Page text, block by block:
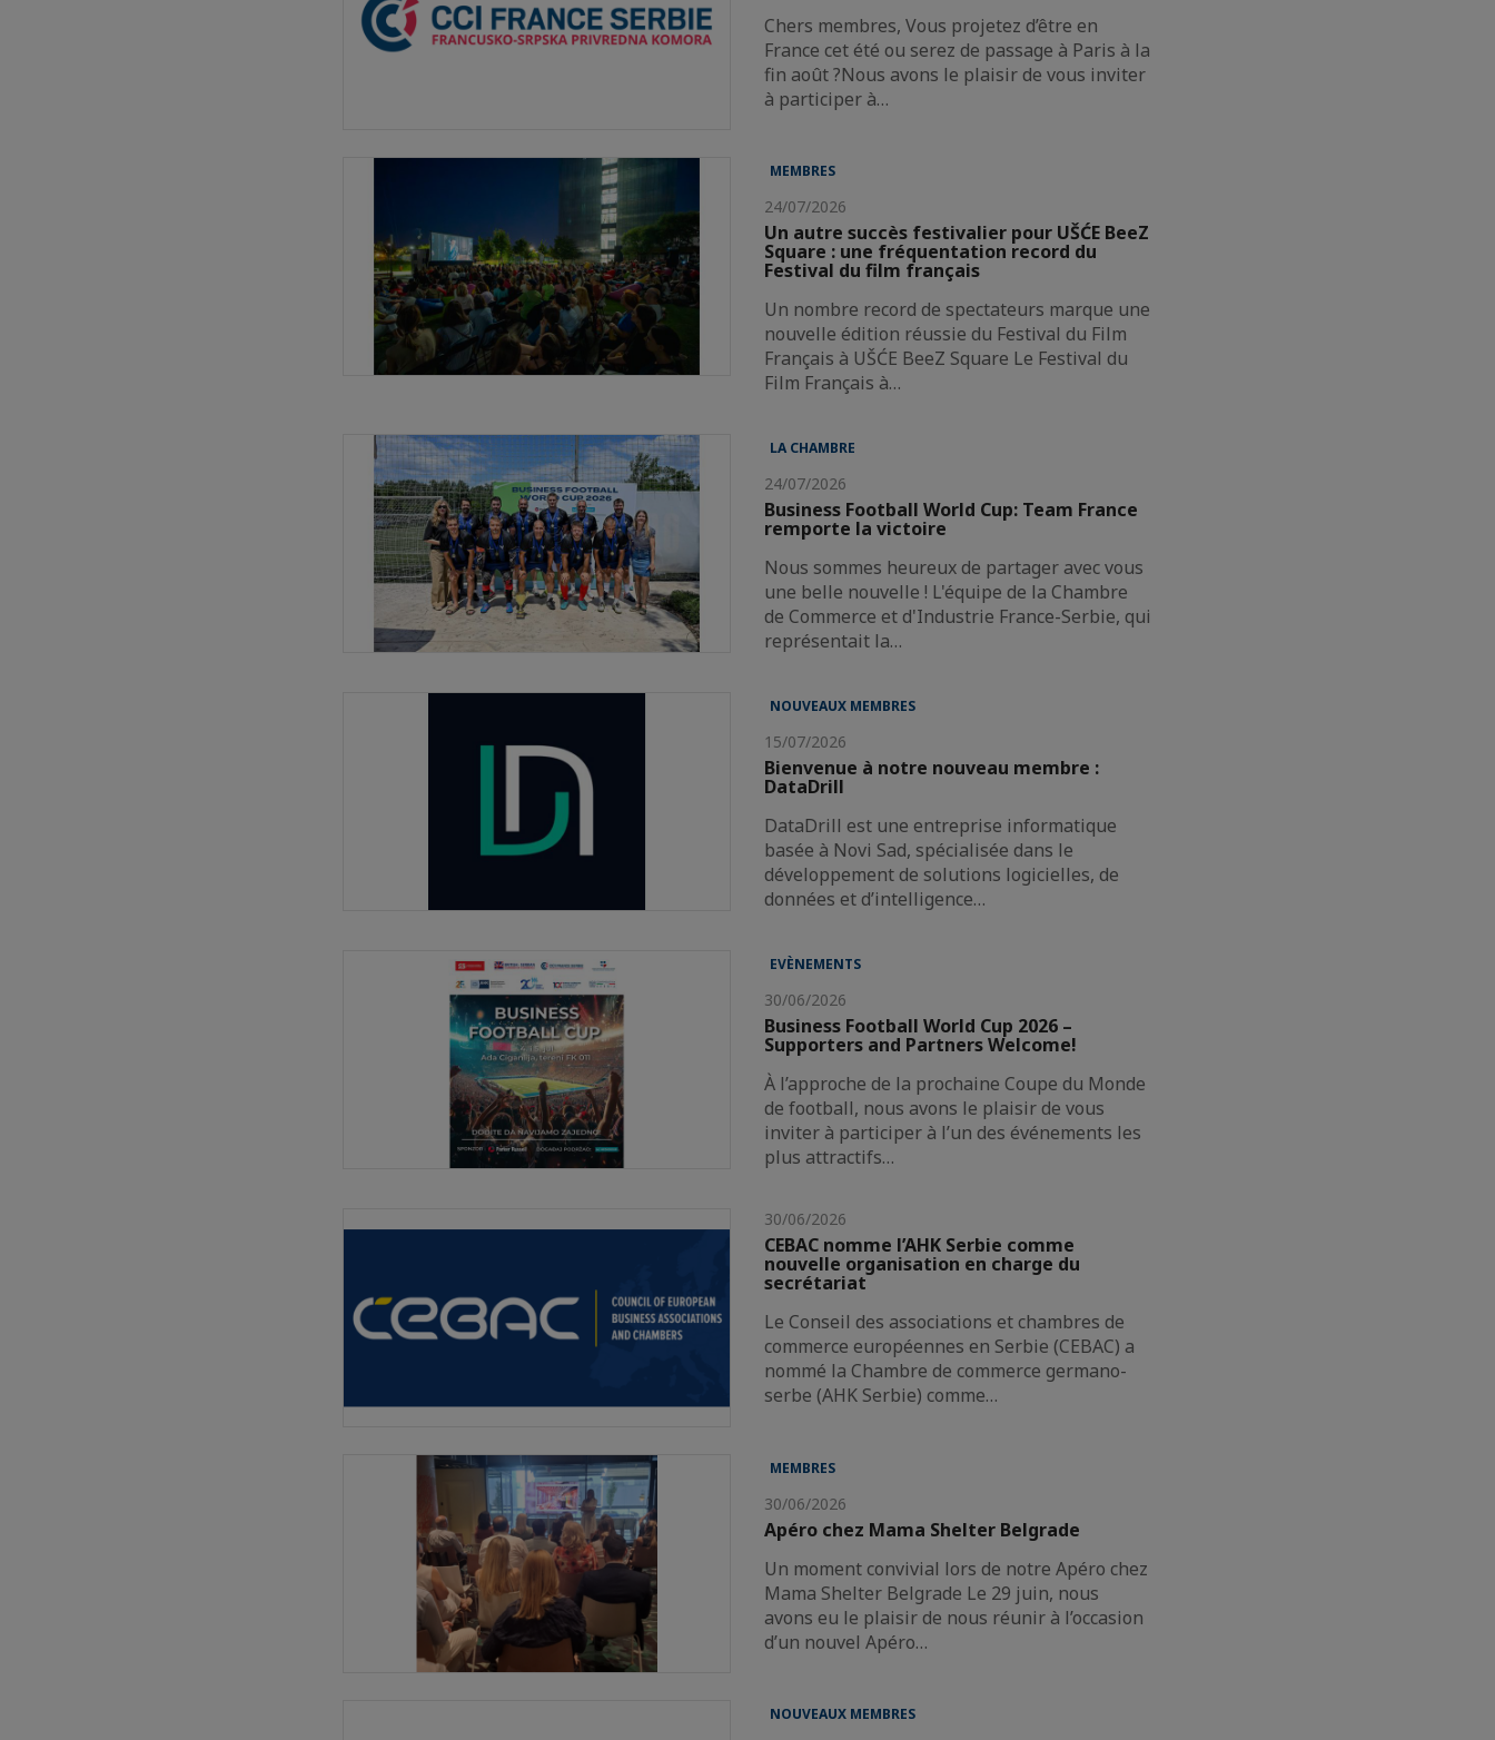
Chers membres, Vous projetez d’être en
France cet été ou serez de passage à Paris à la
fin août ?Nous avons le plaisir de vous inviter
à participer à…
MEMBRES
24/07/2026
Un autre succès festivalier pour UŠĆE BeeZ
Square : une fréquentation record du
Festival du film français
Un nombre record de spectateurs marque une
nouvelle édition réussie du Festival du Film
Français à UŠĆE BeeZ Square Le Festival du
Film Français à…
LA CHAMBRE
24/07/2026
Business Football World Cup: Team France
remporte la victoire
Nous sommes heureux de partager avec vous
une belle nouvelle ! L'équipe de la Chambre
de Commerce et d'Industrie France-Serbie, qui
représentait la…
NOUVEAUX MEMBRES
15/07/2026
Bienvenue à notre nouveau membre :
DataDrill
DataDrill est une entreprise informatique
basée à Novi Sad, spécialisée dans le
développement de solutions logicielles, de
données et d’intelligence…
EVÈNEMENTS
30/06/2026
Business Football World Cup 2026 –
Supporters and Partners Welcome!
À l’approche de la prochaine Coupe du Monde
de football, nous avons le plaisir de vous
inviter à participer à l’un des événements les
plus attractifs…
30/06/2026
CEBAC nomme l’AHK Serbie comme
nouvelle organisation en charge du
secrétariat
Le Conseil des associations et chambres de
commerce européennes en Serbie (CEBAC) a
nommé la Chambre de commerce germano-
serbe (AHK Serbie) comme…
MEMBRES
30/06/2026
Apéro chez Mama Shelter Belgrade
Un moment convivial lors de notre Apéro chez
Mama Shelter Belgrade Le 29 juin, nous
avons eu le plaisir de nous réunir à l’occasion
d’un nouvel Apéro…
NOUVEAUX MEMBRES